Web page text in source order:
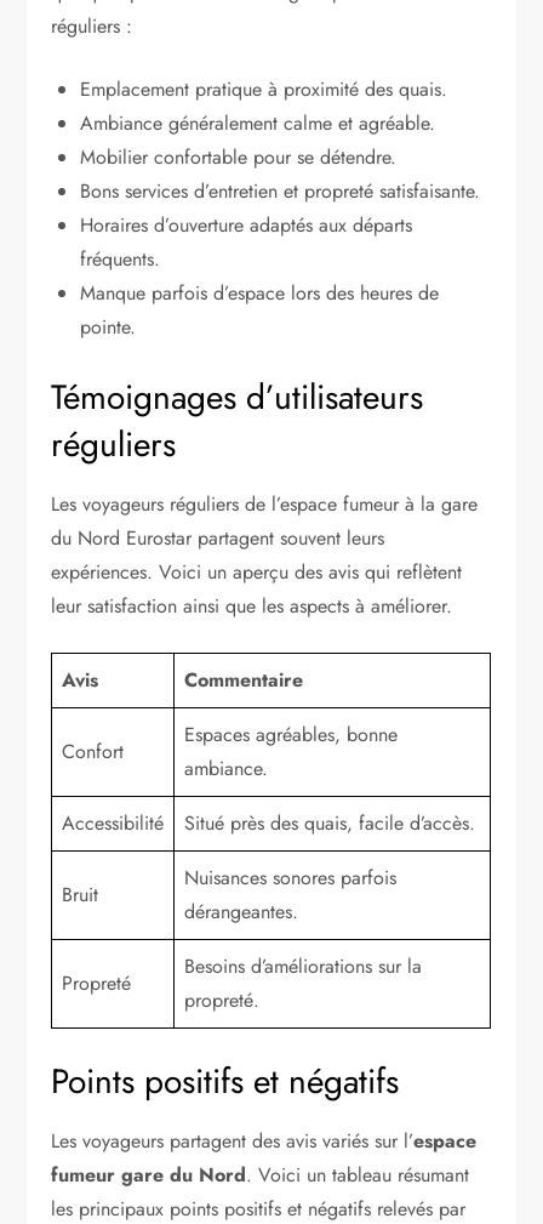
réguliers :
Emplacement pratique à proximité des quais.
Ambiance généralement calme et agréable.
Mobilier confortable pour se détendre.
Bons services d’entretien et propreté satisfaisante.
Horaires d’ouverture adaptés aux départs
fréquents.
Manque parfois d’espace lors des heures de
pointe.
Témoignages d’utilisateurs
réguliers
Les voyageurs réguliers de l’espace fumeur à la gare
du Nord Eurostar partagent souvent leurs
expériences. Voici un aperçu des avis qui reflètent
leur satisfaction ainsi que les aspects à améliorer.
Avis Commentaire
Confort
Espaces agréables, bonne
ambiance.
Accessibilité
Situé près des quais, facile d’accès.
Bruit
Nuisances sonores parfois
dérangeantes.
Propreté
Besoins d’améliorations sur la
propreté.
Points positifs et négatifs
Les voyageurs partagent des avis variés sur l’espace
fumeur gare du Nord. Voici un tableau résumant
les principaux points positifs et négatifs relevés par